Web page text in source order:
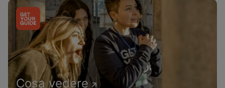
Cosa vedere